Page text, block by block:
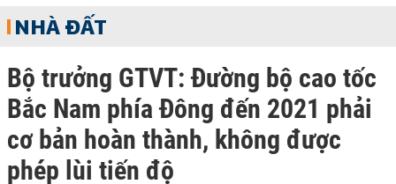
NHÀ ĐẤT
Bộ trưởng GTVT: Đường bộ cao tốc
Bắc Nam phía Đông đến 2021 phải
cơ bản hoàn thành, không được
phép lùi tiến độ